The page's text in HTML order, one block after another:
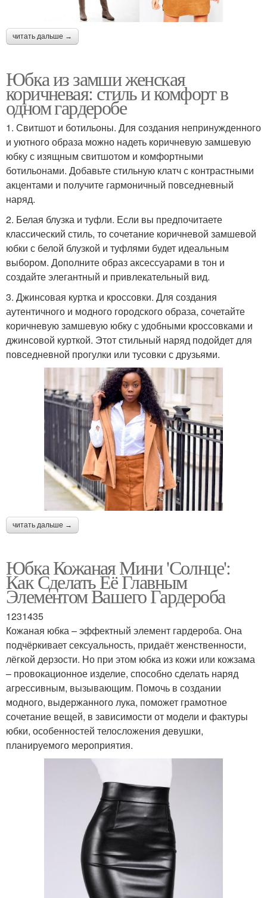
читать дальше →
Юбка из замши женская
коричневая: стиль и комфорт в
одном гардеробе
1. Свитшот и ботильоны. Для создания непринужденного
и уютного образа можно надеть коричневую замшевую
юбку с изящным свитшотом и комфортными
ботильонами. Добавьте стильную клатч с контрастными
акцентами и получите гармоничный повседневный
наряд.
2. Белая блузка и туфли. Если вы предпочитаете
классический стиль, то сочетание коричневой замшевой
юбки с белой блузкой и туфлями будет идеальным
выбором. Дополните образ аксессуарами в тон и
создайте элегантный и привлекательный вид.
3. Джинсовая куртка и кроссовки. Для создания
аутентичного и модного городского образа, сочетайте
коричневую замшевую юбку с удобными кроссовками и
джинсовой курткой. Этот стильный наряд подойдет для
повседневной прогулки или тусовки с друзьями.
читать дальше →
Юбка Кожаная Мини 'Солнце':
Как Сделать Её Главным
Элементом Вашего Гардероба
1231435
Кожаная юбка – эффектный элемент гардероба. Она
подчёркивает сексуальность, придаёт женственности,
лёгкой дерзости. Но при этом юбка из кожи или кожзама
– провокационное изделие, способно сделать наряд
агрессивным, вызывающим. Помочь в создании
модного, выдержанного лука, поможет грамотное
сочетание вещей, в зависимости от модели и фактуры
юбки, особенностей телосложения девушки,
планируемого мероприятия.